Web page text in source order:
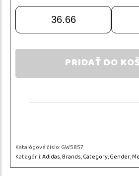
36.66
PRIDAŤ DO
Katalógové číslo:GW5857
Kategórií:Adidas,Brands,Category,Gender,